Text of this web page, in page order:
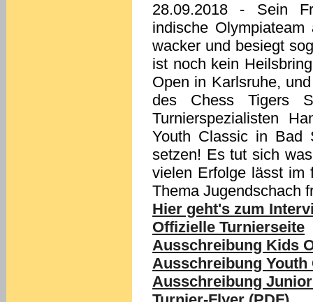
28.09.2018 - Sein
indische
wacker und besiegt
ist noch kein
Open in Karlsruhe,
des Chess Tigers
Turnierspezialisten
Youth Classic in Bad
setzen! Es tut sich
vielen Erfolge lässt im
Thema Jugendschach
Hier geht's zum
Offizielle Turnierseite
Ausschreibung Kids
Ausschreibung Youth
Ausschreibung